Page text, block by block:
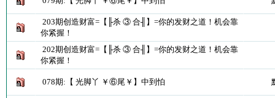
203期创造财富=【╟杀 ③ 合╢】=你的发财之道！机会靠
你紧握！
202期创造财富=【╟杀 ③ 合╢】=你的发财之道！机会靠
你紧握！
078期:【 光脚丫 ￥⑥尾￥】中到怕